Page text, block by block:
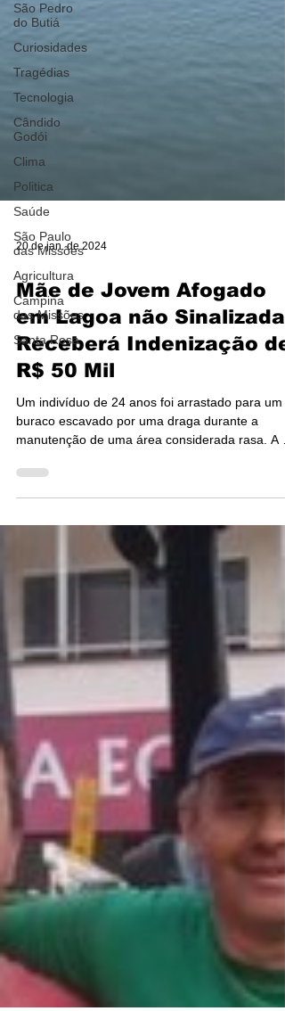
São Pedro
do Butiá
Curiosidades
Tragédias
Tecnologia
Cândido
Godói
Clima
Politica
Saúde
São Paulo
das Missões
Agricultura
Campina
das Missões
Santa Rosa
20 de jan. de 2024
Mãe de Jovem Afogado
em Lagoa não Sinalizada
Receberá Indenização de
R$ 50 Mil
Um indivíduo de 24 anos foi arrastado para um
buraco escavado por uma draga durante a